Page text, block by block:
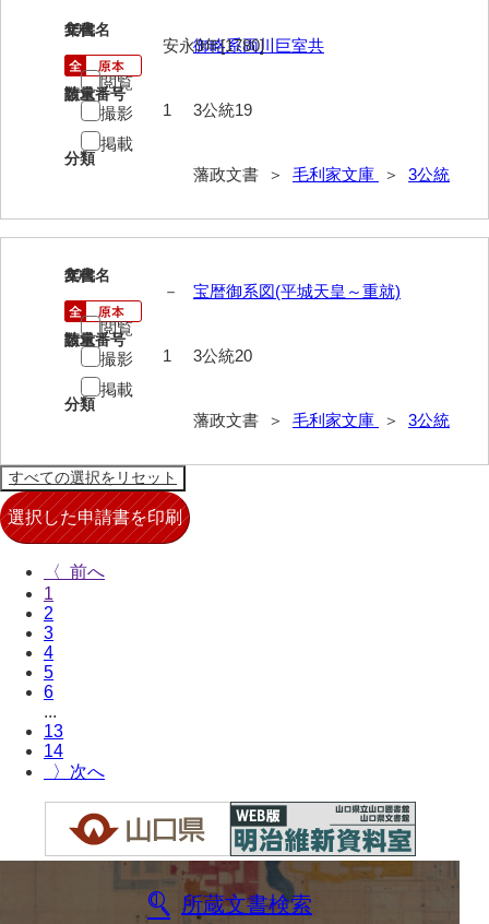
19
文書名
御略系両川巨室共
請求番号
3公統19
分類
藩政文書 ＞ 毛利家文庫 ＞ 3公統
年代
安永9年[1780]
数量
1
閲覧
撮影
掲載
20
文書名
宝暦御系図(平城天皇～重就)
請求番号
3公統20
分類
藩政文書 ＞ 毛利家文庫 ＞ 3公統
年代
－
数量
1
閲覧
撮影
掲載
〈
1
2
3
4
5
6
...
13
14
〉
所蔵文書検索